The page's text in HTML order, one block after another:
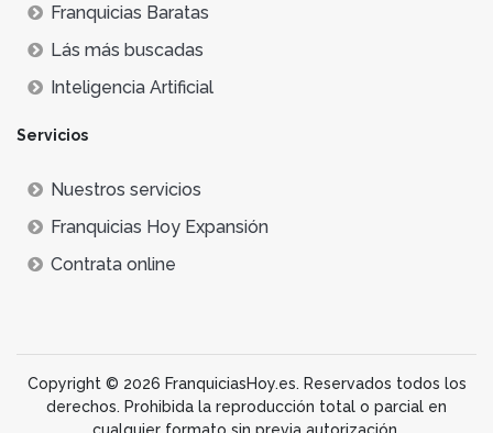
Franquicias Baratas
Lás más buscadas
Inteligencia Artificial
Servicios
Nuestros servicios
Franquicias Hoy Expansión
Contrata online
Copyright © 2026 FranquiciasHoy.es. Reservados todos los
derechos. Prohibida la reproducción total o parcial en
cualquier formato sin previa autorización.